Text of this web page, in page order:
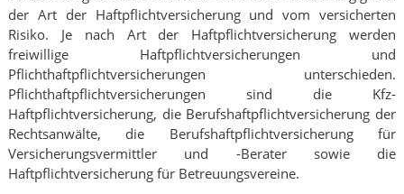
der Art der Haftpflichtversicherung und vom versicherten
Risiko. Je nach Art der Haftpflichtversicherung werden
freiwillige Haftpflichtversicherungen und
Pflichthaftpflichtversicherungen unterschieden.
Pflichthaftpflichtversicherungen sind die Kfz-
Haftpflichtversicherung, die Berufshaftpflichtversicherung der
Rechtsanwälte, die Berufshaftpflichtversicherung für
Versicherungsvermittler und -Berater sowie die
Haftpflichtversicherung für Betreuungsvereine.